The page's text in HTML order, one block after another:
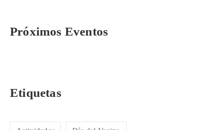
Próximos Eventos
Etiquetas